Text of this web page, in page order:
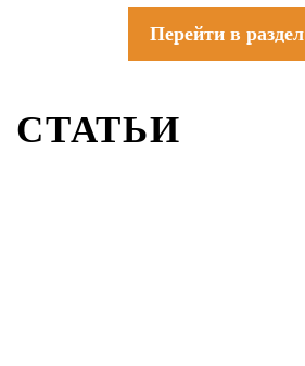
Перейти в раздел
СТАТЬИ